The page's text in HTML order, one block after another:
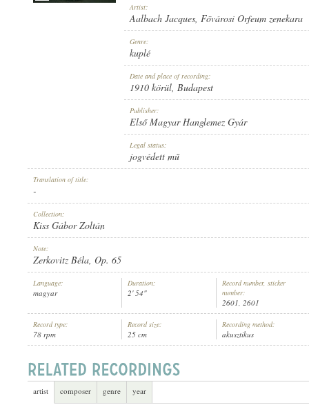
ARTIST: AALBACH JACQUES ,FŐVÁROSI ORFEUM ZENEKARA
ELSŐ MAGYAR HANGLEMEZ GYÁR
2601
Artist:
Aalbach Jacques, Fővárosi Orfeum zenekara
Genre:
kuplé
Date and place of recording:
1910 körül, Budapest
Publisher:
Első Magyar Hanglemez Gyár
Legal status:
jogvédett mű
Translation of title:
-
Collection:
Kiss Gábor Zoltán
Note:
Zerkovitz Béla, Op. 65
Language:
magyar
Duration:
2' 54"
Record number, sticker
number:
2601, 2601
Record type:
78 rpm
Record size:
25 cm
Recording method:
akusztikus
artist composer genre year